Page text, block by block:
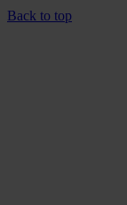
Back to top